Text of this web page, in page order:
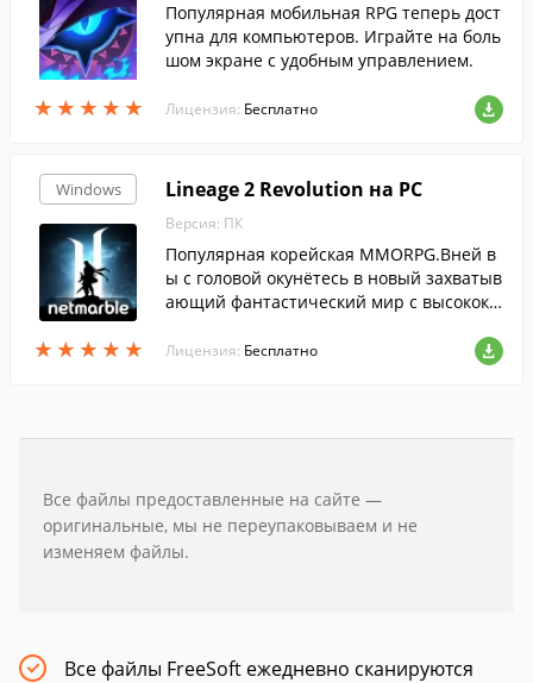
★ ★ ★ ★ ★
★ ★ ★ ★ ★
Популярная мобильная RPG теперь дост
упна для компьютеров. Играйте на боль
шом экране с удобным управлением.
Лицензия: Бесплатно
Windows
★ ★ ★ ★ ★
★ ★ ★ ★ ★
Lineage 2 Revolution на PC
Версия: ПК
Популярная корейская MMORPG.Вней в
ы с головой окунётесь в новый захватыв
ающий фантастический мир с высокока
созданными на движке Unreal Engine 4.
Лицензия: Бесплатно
Все файлы предоставленные на сайте —
оригинальные, мы не переупаковываем и не
изменяем файлы.
Все файлы FreeSoft ежедневно сканируются